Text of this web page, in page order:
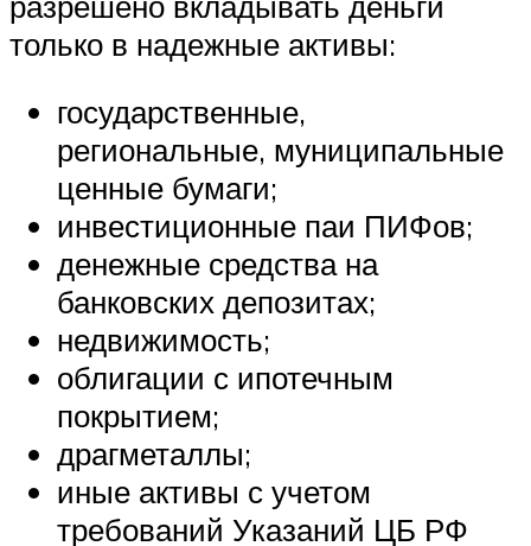
только в надежные активы:
государственные,
региональные, муниципальные
ценные бумаги;
инвестиционные паи ПИФов;
денежные средства на
банковских депозитах;
недвижимость;
облигации с ипотечным
покрытием;
драгметаллы;
иные активы с учетом
требований Указаний ЦБ РФ